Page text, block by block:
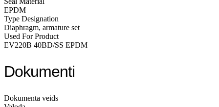
EPDM
Type Designation
Diaphragm, armature set
Used For Product
EV220B 40BD/SS EPDM
Dokumenti
Dokumenta veids